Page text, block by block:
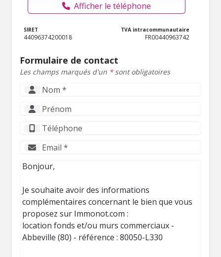
Afficher le téléphone
SIRET
44096374200018
TVA intracommunautaire
FR00440963742
Formulaire de contact
Les champs marqués d'un *sont obligatoires